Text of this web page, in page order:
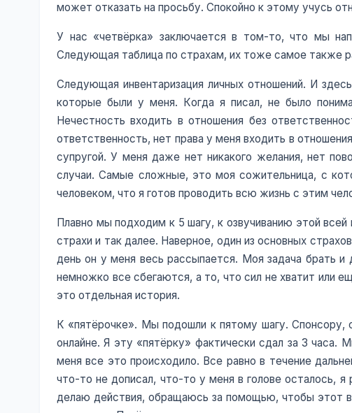
может отказать на просьбу. Спокойно к этому учусь
У нас «четвёрка» заключается в том-то, что мы
Следующая таблица по страхам, их тоже самое также
Следующая инвентаризация личных отношений. И
которые были у меня. Когда я писал, не было
Нечестность входить в отношения без
ответственность, нет права у меня входить в
супругой. У меня даже нет никакого желания, нет
случаи. Самые сложные, это моя сожительница, с
человеком, что я готов проводить всю жизнь с этим
Плавно мы подходим к 5 шагу, к озвучиванию этой
страхи и так далее. Наверное, один из основных
день он у меня весь рассыпается. Моя задача брать
немножко все сбегаются, а то, что сил не хватит или
это отдельная история.
К «пятёрочке». Мы подошли к пятому шагу. Спонсору,
онлайне. Я эту «пятёрку» фактически сдал за 3 часа.
меня все это происходило. Все равно в течение
что-то не дописал, что-то у меня в голове осталось,
делаю действия, обращаюсь за помощью, чтобы этот